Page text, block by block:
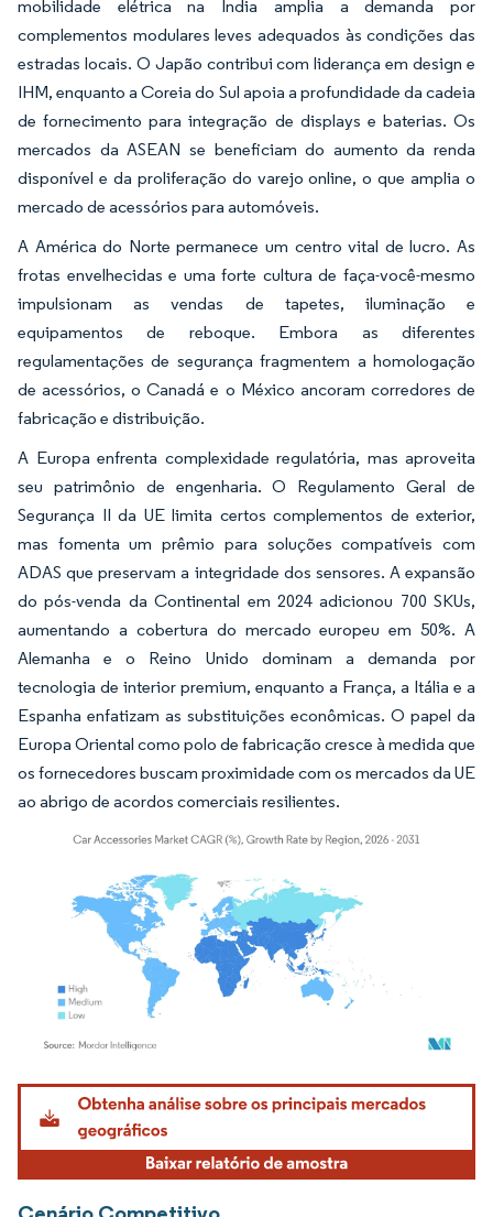
mobilidade elétrica na Índia amplia a demanda por
complementos modulares leves adequados às condições das
estradas locais. O Japão contribui com liderança em design e
IHM, enquanto a Coreia do Sul apoia a profundidade da cadeia
de fornecimento para integração de displays e baterias. Os
mercados da ASEAN se beneficiam do aumento da renda
disponível e da proliferação do varejo online, o que amplia o
mercado de acessórios para automóveis.
A América do Norte permanece um centro vital de lucro. As
frotas envelhecidas e uma forte cultura de faça-você-mesmo
impulsionam as vendas de tapetes, iluminação e
equipamentos de reboque. Embora as diferentes
regulamentações de segurança fragmentem a homologação
de acessórios, o Canadá e o México ancoram corredores de
fabricação e distribuição.
A Europa enfrenta complexidade regulatória, mas aproveita
seu patrimônio de engenharia. O Regulamento Geral de
Segurança II da UE limita certos complementos de exterior,
mas fomenta um prêmio para soluções compatíveis com
ADAS que preservam a integridade dos sensores. A expansão
do pós-venda da Continental em 2024 adicionou 700 SKUs,
aumentando a cobertura do mercado europeu em 50%. A
Alemanha e o Reino Unido dominam a demanda por
tecnologia de interior premium, enquanto a França, a Itália e a
Espanha enfatizam as substituições econômicas. O papel da
Europa Oriental como polo de fabricação cresce à medida que
os fornecedores buscam proximidade com os mercados da UE
ao abrigo de acordos comerciais resilientes.
Imagem © Mordor Intelligence. O reuso requer atribuição conforme CC BY 4.0.